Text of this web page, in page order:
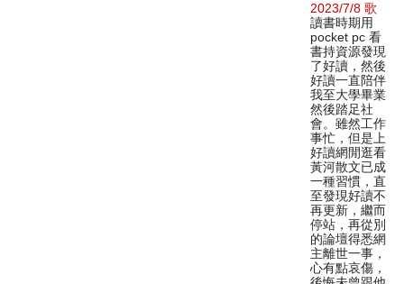
2023/7/8 歌
讀書時期用
pocket pc 看
書持資源發現
了好讀，然後
好讀一直陪伴
我至大學畢業
然後踏足社
會。雖然工作
事忙，但是上
好讀網閒逛看
黃河散文已成
一種習慣，直
至發現好讀不
再更新，繼而
停站，再從別
的論壇得悉網
主離世一事，
心有點哀傷，